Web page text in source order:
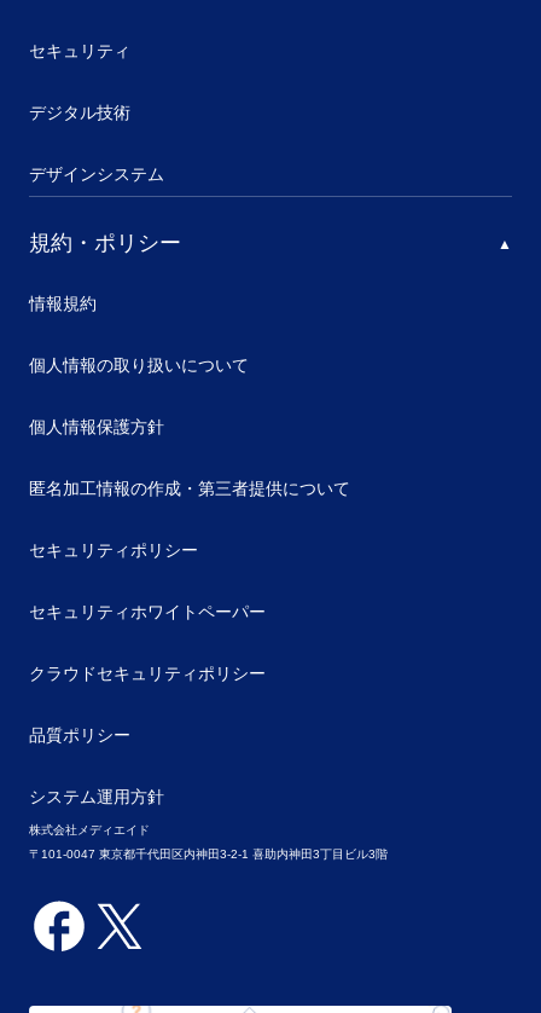
株式会社メディエイド
〒101-0047 東京都千代田区内神田3-2-1 喜助内神田3丁目ビル3階
セキュリティ
デジタル技術
デザインシステム
規約・ポリシー
情報規約
個人情報の取り扱いについて
個人情報保護方針
匿名加工情報の作成・第三者提供について
セキュリティポリシー
セキュリティホワイトペーパー
クラウドセキュリティポリシー
品質ポリシー
システム運用方針